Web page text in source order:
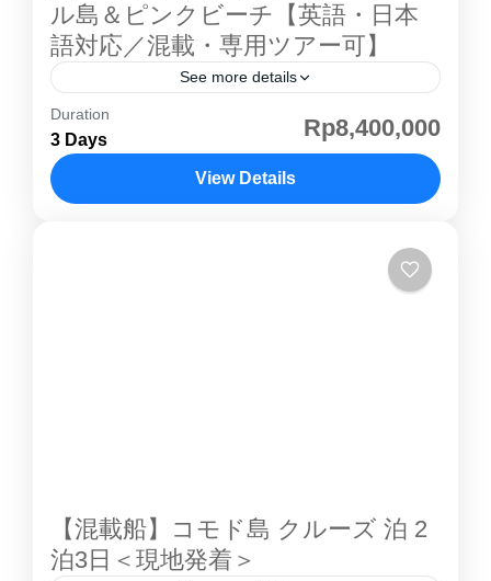
との違いは、大きさとエアコンがすべてのお部
屋に完備されているかになります。 ベットベッ
ドはツインベッド、シングルベッドが備わって
おります。 トイレトイレ自体はシンプルなもの
ですが、こだわりのある部屋の内装です。 デッ
キ・船内ゆったりとクルージングをくつろげる
空間となっております。 ※写真はイメージに
ル島＆ピンクビーチ【英語・日本
語対応／混載・専用ツアー可】
See more details
コモド島ツアー 2泊3日｜世界遺産・コモドドラ
ゴン観光 インドネシアの コモド島 は、世界最
大の爬虫類 コモドドラゴン が野生で生息する
世界遺産の島です。2泊3日コースでは、パダー
リング、 コモド島 コモドドラゴン 観察を一度
Duration
3 Days Rp8,400,000
View Details
【混載船】コモド島 クルーズ 泊 2
泊3日＜現地発着＞